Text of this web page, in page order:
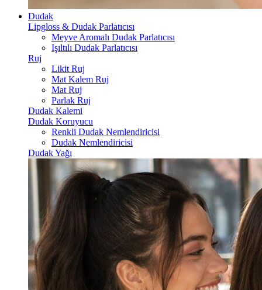
Dudak
Lipgloss & Dudak Parlatıcısı
Meyve Aromalı Dudak Parlatıcısı
Işıltılı Dudak Parlatıcısı
Ruj
Likit Ruj
Mat Kalem Ruj
Mat Ruj
Parlak Ruj
Dudak Kalemi
Dudak Koruyucu
Renkli Dudak Nemlendiricisi
Dudak Nemlendiricisi
Dudak Yağı